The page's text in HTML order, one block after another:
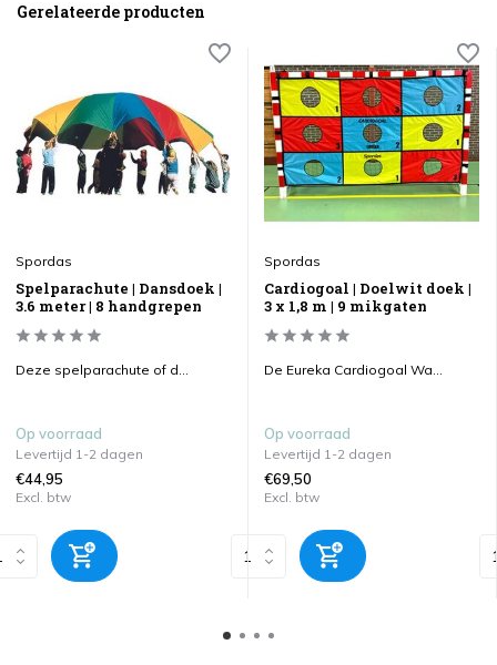
Gerelateerde producten
Spordas
Spelparachute | Dansdoek |
3.6 meter | 8 handgrepen
Deze spelparachute of d...
Op voorraad
Levertijd 1-2 dagen
€44,95
Excl. btw
Spordas
Cardiogoal | Doelwit doek |
3 x 1,8 m | 9 mikgaten
De Eureka Cardiogoal Wa...
Op voorraad
Levertijd 1-2 dagen
€69,50
Excl. btw